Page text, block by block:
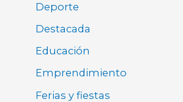
Deporte
Destacada
Educación
Emprendimiento
Ferias y fiestas